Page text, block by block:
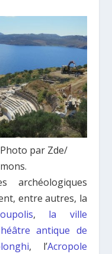
par Zde/
archéologiques
entre autres, la
, la ville
antique de
, l’Acropole